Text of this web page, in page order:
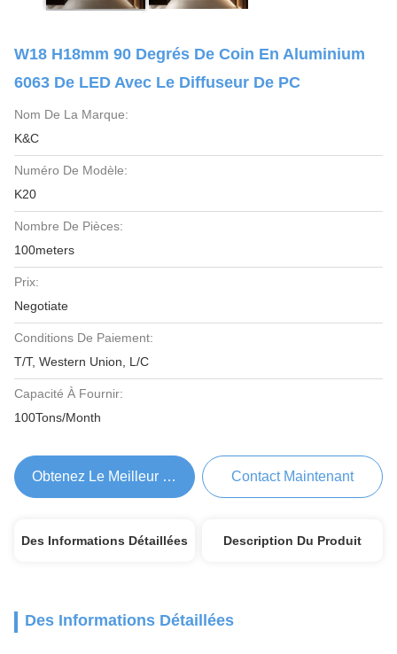
W18 H18mm 90 Degrés De Coin En Aluminium
6063 De LED Avec Le Diffuseur De PC
Nom De La Marque:
K&C
Numéro De Modèle:
K20
Nombre De Pièces:
100meters
Prix:
Negotiate
Conditions De Paiement:
T/T, Western Union, L/C
Capacité À Fournir:
100Tons/Month
Obtenez Le Meilleur Prix Contact Maintenant
Des Informations Détaillées Description Du Produit
Des Informations Détaillées